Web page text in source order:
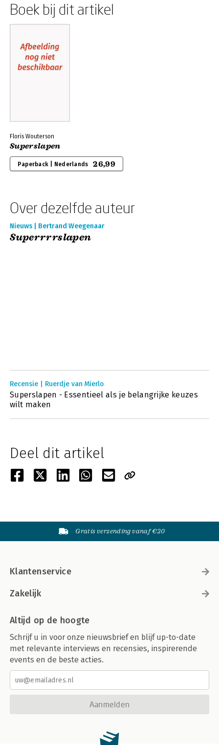
Boek bij dit artikel
Floris Wouterson
Superslapen
Paperback | Nederlands 26,99
Over dezelfde auteur
Nieuws | Bertrand Weegenaar
Superrrrslapen
Recensie | Ruerdje van Mierlo
Superslapen - Essentieel als je belangrijke keuzes
wilt maken
Deel dit artikel
Gratis verzending vanaf €20
Klantenservice
Zakelijk
Altijd op de hoogte
Schrijf u in voor onze nieuwsbrief en blijf up-to-date
met relevante interviews en recensies, inspirerende
events en de beste acties.
Aanmelden